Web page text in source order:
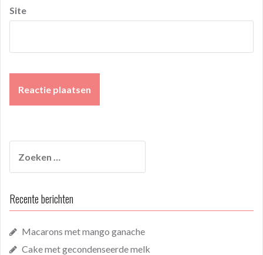
Site
naar:
Recente berichten
Macarons met mango ganache
Cake met gecondenseerde melk